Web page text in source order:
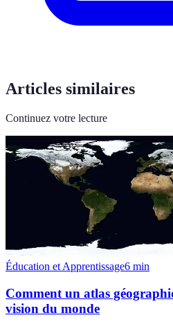
Articles similaires
Continuez votre lecture
Éducation et Apprentissage6 min
Comment un atlas
vision du monde